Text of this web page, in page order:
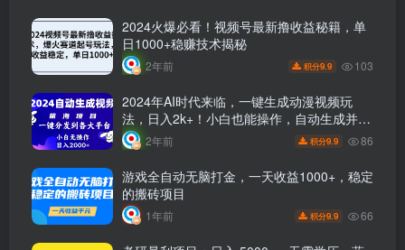
2024火爆必看！视频号最新撸收益秘籍，单
日1000+稳赚技术揭秘
2年前 积分9.9 103
2024年AI时代来临，一键生成动漫视频玩
法，日入2k+！小白也能操作，自动生成并分
发各大平台！
2年前 积分9.9 86
游戏全自动无脑打金，一天收益1000+，稳定
的搬砖项目
1年前 积分9.9 66